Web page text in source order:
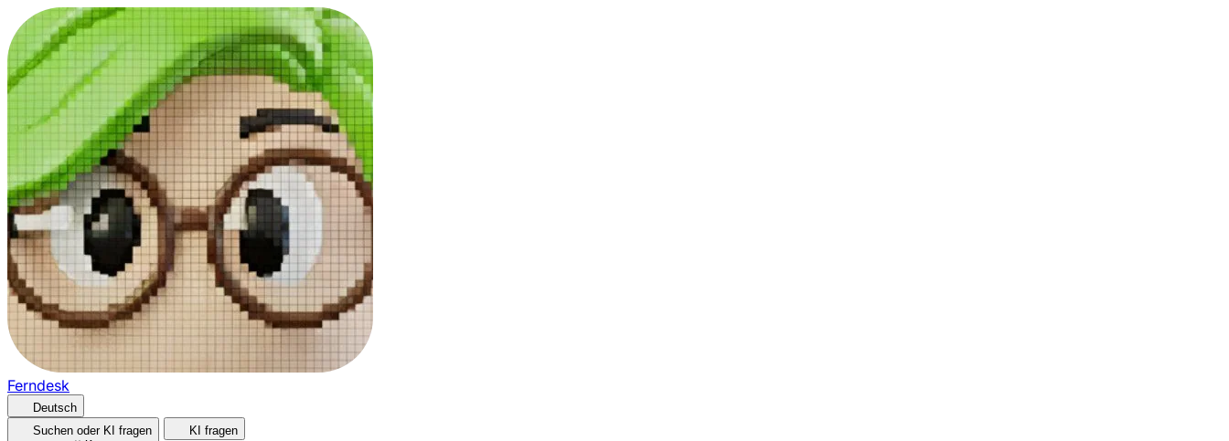
Ferndesk
Deutsch
Suchen oder KI fragen
KI fragen